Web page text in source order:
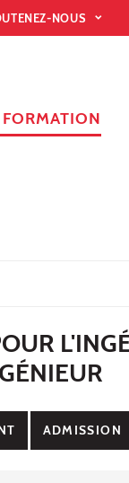
NOUS
FORMATION
ADMISSION